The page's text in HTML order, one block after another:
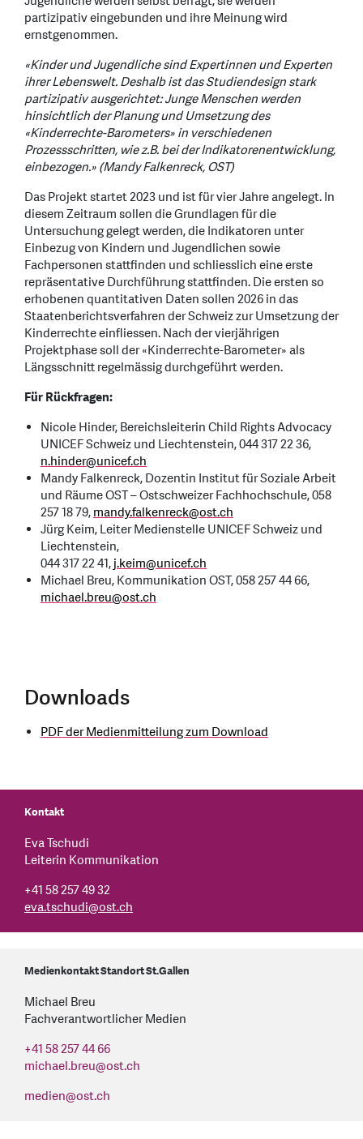
partizipativ eingebunden und ihre Meinung wird
ernstgenommen.
«Kinder und Jugendliche sind Expertinnen und Experten
ihrer Lebenswelt. Deshalb ist das Studiendesign stark
partizipativ ausgerichtet: Junge Menschen werden
hinsichtlich der Planung und Umsetzung des
«Kinderrechte-Barometers» in verschiedenen
Prozessschritten, wie z.B. bei der Indikatorenentwicklung,
einbezogen.» (Mandy Falkenreck, OST)
Das Projekt startet 2023 und ist für vier Jahre angelegt. In
diesem Zeitraum sollen die Grundlagen für die
Untersuchung gelegt werden, die Indikatoren unter
Einbezug von Kindern und Jugendlichen sowie
Fachpersonen stattfinden und schliesslich eine erste
repräsentative Durchführung stattfinden. Die ersten so
erhobenen quantitativen Daten sollen 2026 in das
Staatenberichtsverfahren der Schweiz zur Umsetzung der
Kinderrechte einfliessen. Nach der vierjährigen
Projektphase soll der «Kinderrechte-Barometer» als
Längsschnitt regelmässig durchgeführt werden.
Für Rückfragen:
Nicole Hinder, Bereichsleiterin Child Rights Advocacy
UNICEF Schweiz und Liechtenstein, 044 317 22 36,
n.hinder@unicef.ch
Mandy Falkenreck, Dozentin Institut für Soziale Arbeit
und Räume OST – Ostschweizer Fachhochschule, 058
257 18 79,mandy.falkenreck@ost.ch
Jürg Keim, Leiter Medienstelle UNICEF Schweiz und
Liechtenstein,
044 317 22 41,j.keim@unicef.ch
Michael Breu, Kommunikation OST, 058 257 44 66,
michael.breu@ost.ch
Downloads
PDF der Medienmitteilung zum Download
Kontakt
Eva Tschudi
Leiterin Kommunikation
+41 58 257 49 32
eva.tschudi@ost.ch
Medienkontakt Standort St.Gallen
Michael Breu
Fachverantwortlicher Medien
+41 58 257 44 66
michael.breu@ost.ch
medien@ost.ch